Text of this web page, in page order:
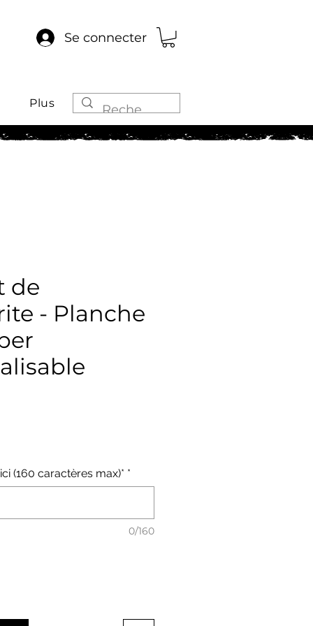
Se connecter
Plus
de
- Planche
(160 caractères max)* *
0/160